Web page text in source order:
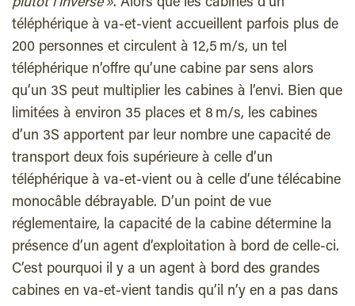
plutôt l’inverse ». Alors que les cabines d’un
téléphérique à va-et-vient accueillent parfois plus de
200 personnes et circulent à 12,5 m/s, un tel
téléphérique n’offre qu’une cabine par sens alors
qu’un 3S peut multiplier les cabines à l’envi. Bien que
limitées à environ 35 places et 8 m/s, les cabines
d’un 3S apportent par leur nombre une capacité de
transport deux fois supérieure à celle d’un
téléphérique à va-et-vient ou à celle d’une télécabine
monocâble débrayable. D’un point de vue
réglementaire, la capacité de la cabine détermine la
présence d’un agent d’exploitation à bord de celle-ci.
C’est pourquoi il y a un agent à bord des grandes
cabines en va-et-vient tandis qu’il n’y en a pas dans